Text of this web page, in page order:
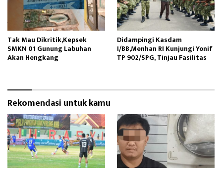
Tak Mau Dikritik,Kepsek
SMKN 01 Gunung Labuhan
Akan Hengkang
Didampingi Kasdam
I/BB,Menhan RI Kunjungi Yonif
TP 902/SPG, Tinjau Fasilitas
Rekomendasi untuk kamu